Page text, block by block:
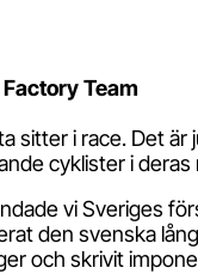
Team
sitter i race. Det
cyklister i
vi Sveriges
den svenska
och skrivit